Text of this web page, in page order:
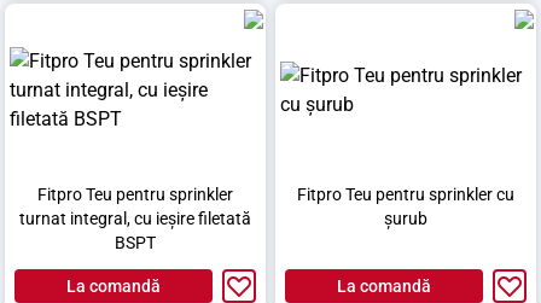
Fitpro Teu pentru sprinkler
turnat integral, cu ieșire filetată
BSPT
La comandă
Fitpro Teu pentru sprinkler cu
șurub
La comandă